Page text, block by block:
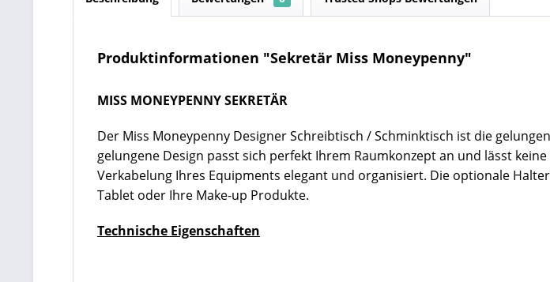
Produktinformationen "Sekretär Miss Moneypenny"
MISS MONEYPENNY SEKRETÄR
Der Miss Moneypenny Designer Schreibtisch / Schminktisch ist die
gelungene Design passt sich perfekt Ihrem Raumkonzept an und lässt
Verkabelung Ihres Equipments elegant und organisiert. Die optionale
Tablet oder Ihre Make-up Produkte.
Technische Eigenschaften